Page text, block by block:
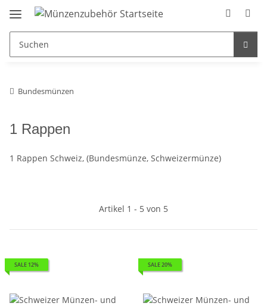
Bundesmünzen
1 Rappen
1 Rappen Schweiz, (Bundesmünze, Schweizermünze)
Artikel 1 - 5 von 5
SALE 12% SALE 20%